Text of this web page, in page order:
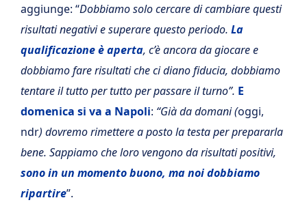
aggiunge: “Dobbiamo solo cercare di cambiare questi
risultati negativi e superare questo periodo. La
qualificazione è aperta, c’è ancora da giocare e
dobbiamo fare risultati che ci diano fiducia, dobbiamo
tentare il tutto per tutto per passare il turno”. E
domenica si va a Napoli: “Già da domani (oggi,
ndr) dovremo rimettere a posto la testa per prepararla
bene. Sappiamo che loro vengono da risultati positivi,
sono in un momento buono, ma noi dobbiamo
ripartire”.